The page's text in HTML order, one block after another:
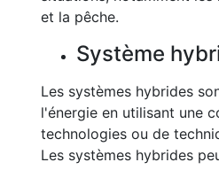
et la pêche.
Système
Les systèmes hybrides
l'énergie en utilisant une
technologies ou de
Les systèmes hybrides